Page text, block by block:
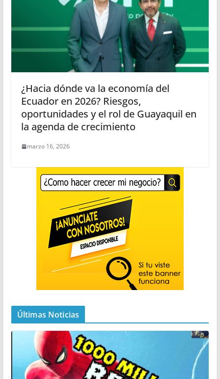
¿Hacia dónde va la economía del
Ecuador en 2026? Riesgos,
oportunidades y el rol de Guayaquil en
la agenda de crecimiento
marzo 16, 2026
Últimas Noticias